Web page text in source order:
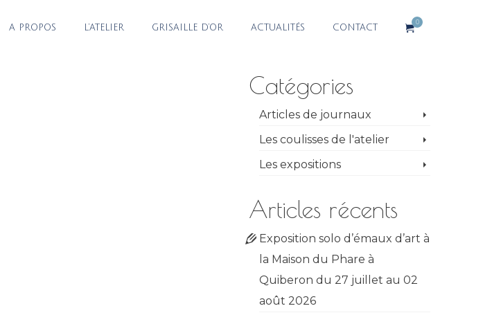
A PROPOS L’ATELIER GRISAILLE D’OR ACTUALITÉS CONTACT
0
Catégories
Articles de journaux
Les coulisses de l'atelier
Les expositions
Articles récents
Exposition solo d’émaux d’art à
la Maison du Phare à
Quiberon du 27 juillet au 02
août 2026